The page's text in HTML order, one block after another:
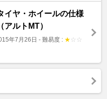
イヤ・ホイールの仕様
ルトMT）
年7月26日 - 難易度 : ★ ☆ ☆